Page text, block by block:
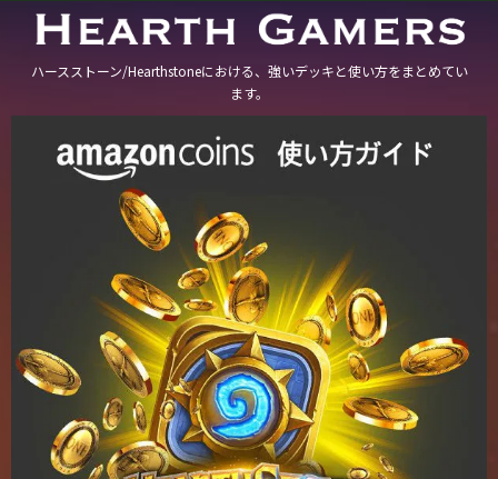
ハースストーン/Hearthstoneにおける、強いデッキと使い方をまとめてい
ます。